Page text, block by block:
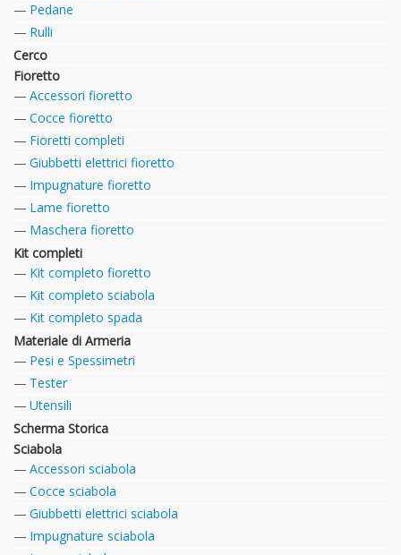
Pedane
Rulli
Cerco
Fioretto
Accessori fioretto
Cocce fioretto
Fioretti completi
Giubbetti elettrici fioretto
Impugnature fioretto
Lame fioretto
Maschera fioretto
Kit completi
Kit completo fioretto
Kit completo sciabola
Kit completo spada
Materiale di Armeria
Pesi e Spessimetri
Tester
Utensili
Scherma Storica
Sciabola
Accessori sciabola
Cocce sciabola
Giubbetti elettrici sciabola
Impugnature sciabola